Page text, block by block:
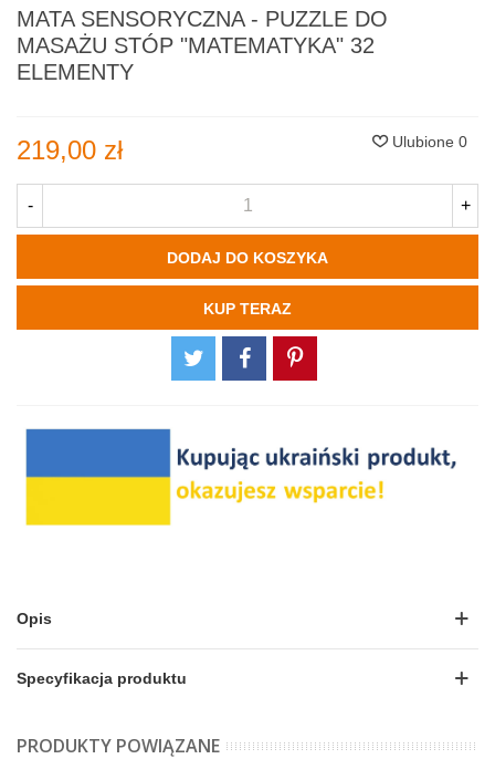
MATA SENSORYCZNA - PUZZLE DO
MASAŻU STÓP "MATEMATYKA" 32
ELEMENTY
219,00 zł Ulubione 0
- +
DODAJ DO KOSZYKA
KUP TERAZ
Opis
Specyfikacja produktu
PRODUKTY POWIĄZANE